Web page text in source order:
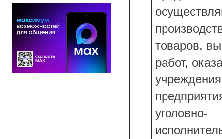
товаров,
работ,
уголовно-